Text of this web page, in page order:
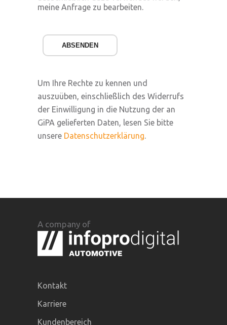
meine Anfrage zu bearbeiten.
ABSENDEN
Um Ihre Rechte zu kennen und
auszuüben, einschließlich des Widerrufs
der Einwilligung in die Nutzung der an
GiPA gelieferten Daten, lesen Sie bitte
unsere Datenschutzerklärung.
A company of
Kontakt
Karriere
Kundenbereich